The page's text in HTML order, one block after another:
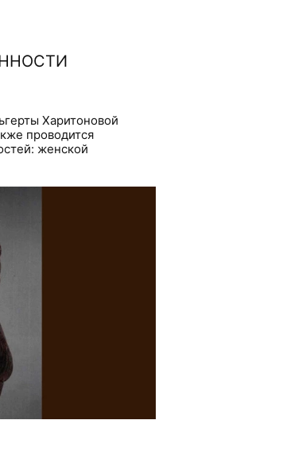
Харитоновой
проводится
женской